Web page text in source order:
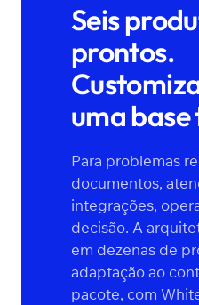
Seis
prontos.
uma
Para problemas
documentos,
integrações,
decisão. A
em dezenas de
adaptação ao
pacote, com